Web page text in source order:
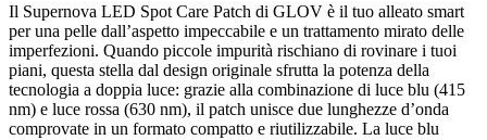
Il Supernova LED Spot Care Patch di GLOV è il tuo alleato smart
per una pelle dall’aspetto impeccabile e un trattamento mirato delle
imperfezioni. Quando piccole impurità rischiano di rovinare i tuoi
piani, questa stella dal design originale sfrutta la potenza della
tecnologia a doppia luce: grazie alla combinazione di luce blu (415
nm) e luce rossa (630 nm), il patch unisce due lunghezze d’onda
comprovate in un formato compatto e riutilizzabile. La luce blu